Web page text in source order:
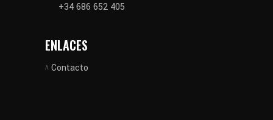
+34 686 652 405
ENLACES
Contacto